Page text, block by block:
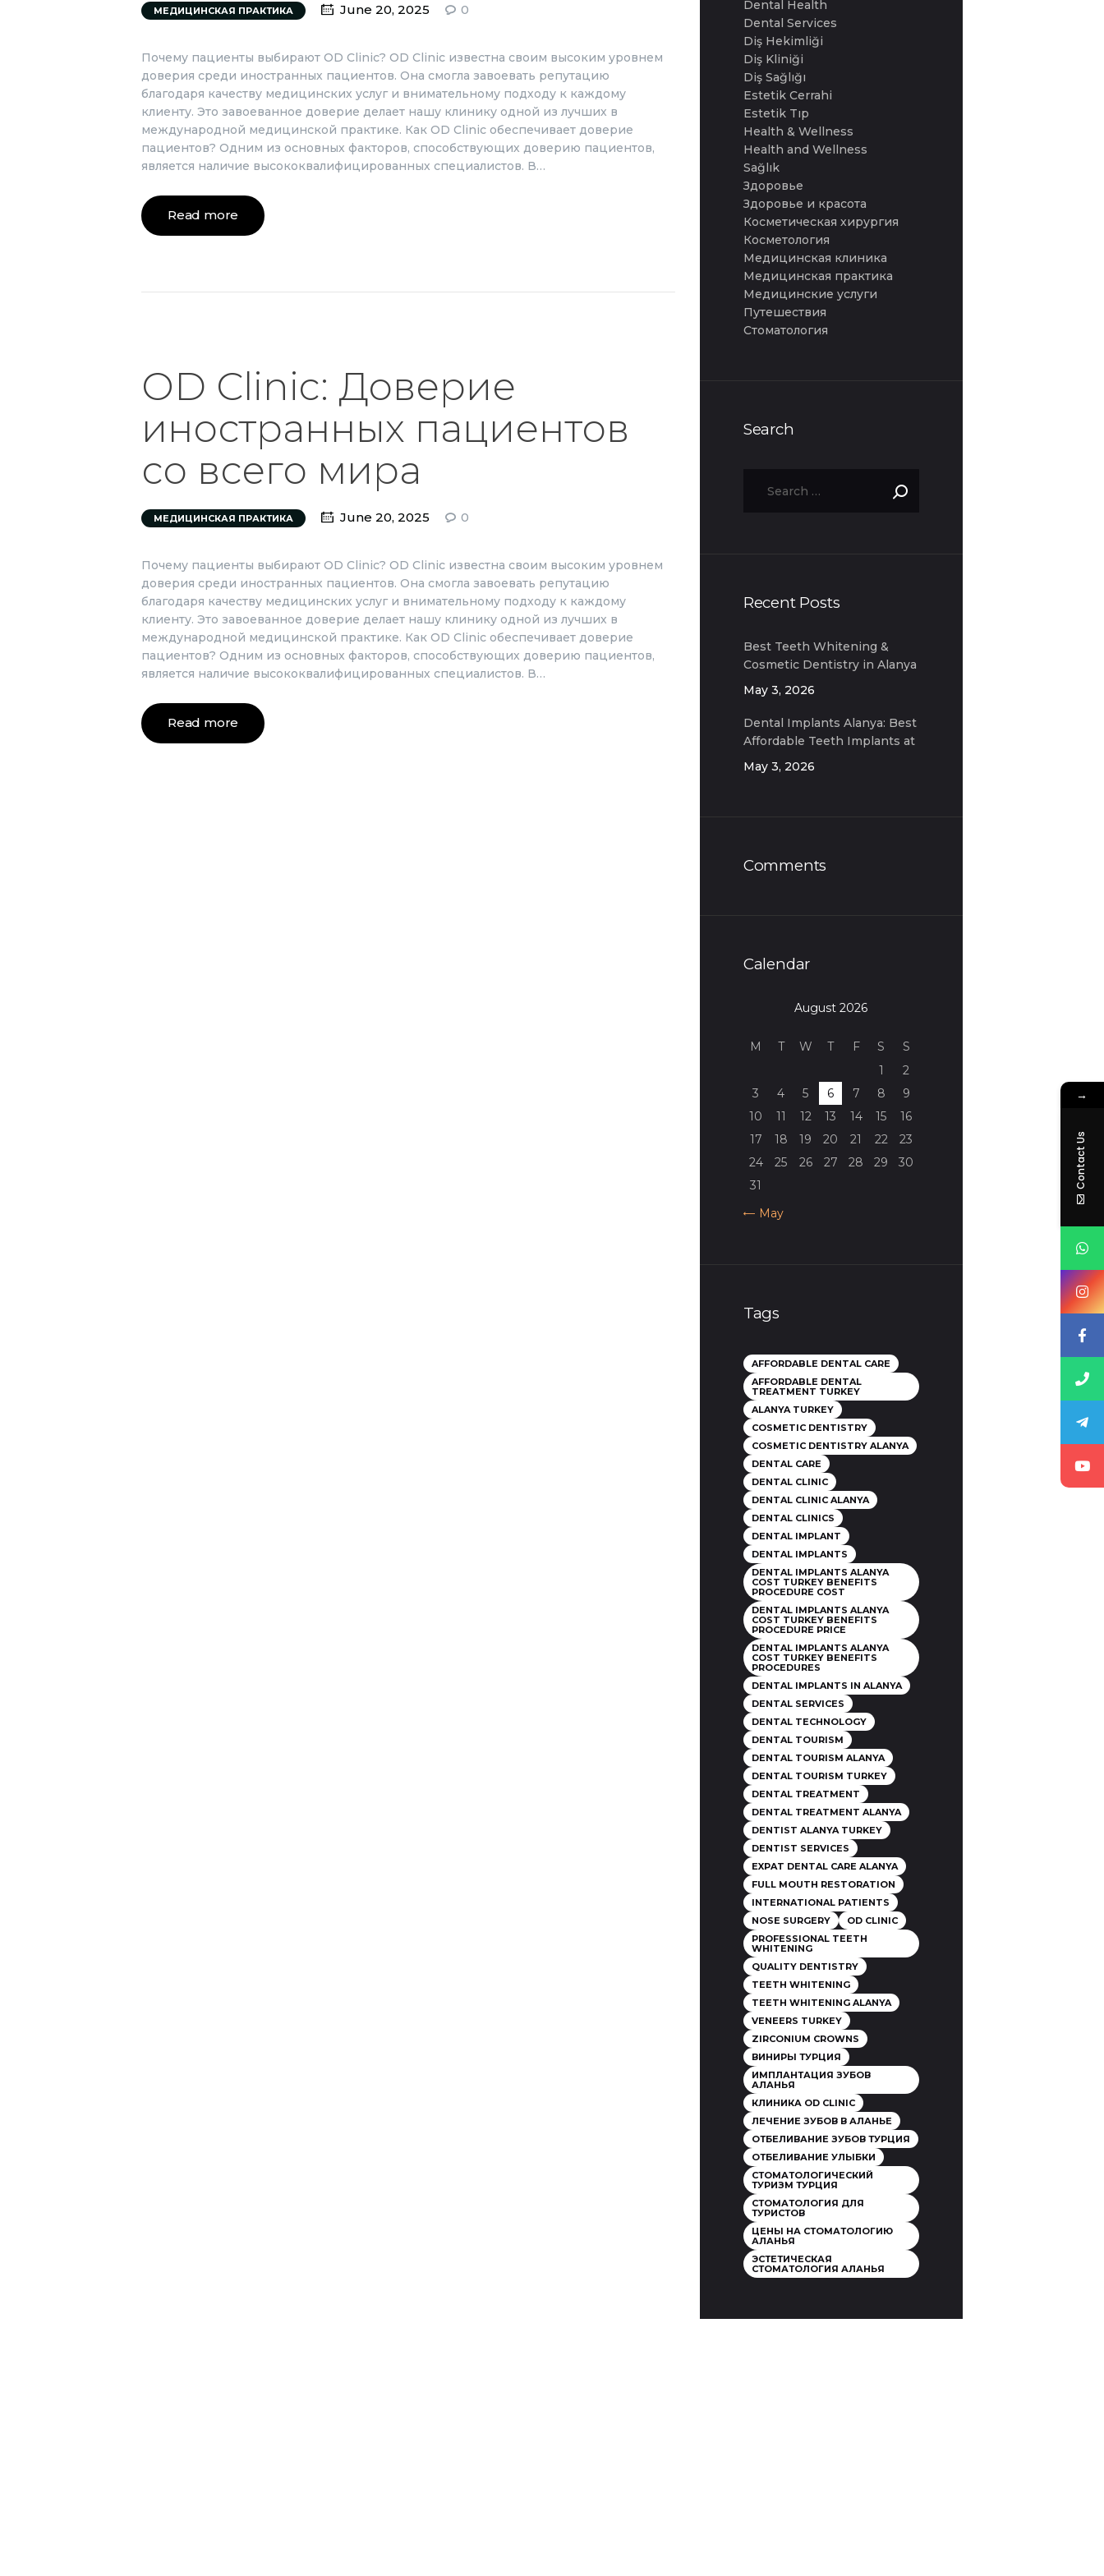
МЕДИЦИНСКАЯ ПРАКТИКА June 20, 2025 0
Почему пациенты выбирают OD Clinic? OD Clinic известна своим высоким уровнем
доверия среди иностранных пациентов. Она смогла завоевать репутацию
благодаря качеству медицинских услуг и внимательному подходу к каждому
клиенту. Это завоеванное доверие делает нашу клинику одной из лучших в
международной медицинской практике. Как OD Clinic обеспечивает доверие
пациентов? Одним из основных факторов, способствующих доверию пациентов,
является наличие высококвалифицированных специалистов. В…
Read more
OD Clinic: Доверие
иностранных пациентов
со всего мира
МЕДИЦИНСКАЯ ПРАКТИКА June 20, 2025 0
Почему пациенты выбирают OD Clinic? OD Clinic известна своим высоким уровнем
доверия среди иностранных пациентов. Она смогла завоевать репутацию
благодаря качеству медицинских услуг и внимательному подходу к каждому
клиенту. Это завоеванное доверие делает нашу клинику одной из лучших в
международной медицинской практике. Как OD Clinic обеспечивает доверие
пациентов? Одним из основных факторов, способствующих доверию пациентов,
является наличие высококвалифицированных специалистов. В…
Read more
Dental Health
Dental Services
Diş Hekimliği
Diş Kliniği
Diş Sağlığı
Estetik Cerrahi
Estetik Tıp
Health & Wellness
Health and Wellness
Sağlık
Здоровье
Здоровье и красота
Косметическая хирургия
Косметология
Медицинская клиника
Медицинская практика
Медицинские услуги
Путешествия
Стоматология
Search
Recent Posts
Best Teeth Whitening &
Cosmetic Dentistry in Alanya
for Expats
May 3, 2026
Dental Implants Alanya: Best
Affordable Teeth Implants at
OD Clinic
May 3, 2026
Comments
Calendar
August 2026
M T W T F S
S
1
2
3
4 5 6 7 8
9
10
11 12 13 14 15
16
17
18 19 20 21 22
23
24
25 26 27 28 29
30
31
« May
Tags
AFFORDABLE DENTAL CARE
AFFORDABLE DENTAL
TREATMENT TURKEY
ALANYA TURKEY
COSMETIC DENTISTRY
COSMETIC DENTISTRY ALANYA
DENTAL CARE
DENTAL CLINIC
DENTAL CLINIC ALANYA
DENTAL CLINICS
DENTAL IMPLANT
DENTAL IMPLANTS
DENTAL IMPLANTS ALANYA
COST TURKEY BENEFITS
PROCEDURE COST
DENTAL IMPLANTS ALANYA
COST TURKEY BENEFITS
PROCEDURE PRICE
DENTAL IMPLANTS ALANYA
COST TURKEY BENEFITS
PROCEDURES
DENTAL IMPLANTS IN ALANYA
DENTAL SERVICES
DENTAL TECHNOLOGY
DENTAL TOURISM
DENTAL TOURISM ALANYA
DENTAL TOURISM TURKEY
DENTAL TREATMENT
DENTAL TREATMENT ALANYA
DENTIST ALANYA TURKEY
DENTIST SERVICES
EXPAT DENTAL CARE ALANYA
FULL MOUTH RESTORATION
INTERNATIONAL PATIENTS
NOSE SURGERY
OD CLINIC
PROFESSIONAL TEETH
WHITENING
QUALITY DENTISTRY
TEETH WHITENING
TEETH WHITENING ALANYA
VENEERS TURKEY
ZIRCONIUM CROWNS
ВИНИРЫ ТУРЦИЯ
ИМПЛАНТАЦИЯ ЗУБОВ
АЛАНЬЯ
КЛИНИКА OD CLINIC
ЛЕЧЕНИЕ ЗУБОВ В АЛАНЬЕ
ОТБЕЛИВАНИЕ ЗУБОВ ТУРЦИЯ
ОТБЕЛИВАНИЕ УЛЫБКИ
СТОМАТОЛОГИЧЕСКИЙ
ТУРИЗМ ТУРЦИЯ
СТОМАТОЛОГИЯ ДЛЯ
ТУРИСТОВ
ЦЕНЫ НА СТОМАТОЛОГИЮ
АЛАНЬЯ
ЭСТЕТИЧЕСКАЯ
СТОМАТОЛОГИЯ АЛАНЬЯ
→
Contact Us